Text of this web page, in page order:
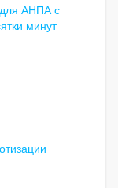
АНПА с
минут